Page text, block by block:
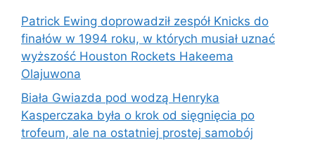
Patrick Ewing doprowadził zespół Knicks do
finałów w 1994 roku, w których musiał uznać
wyższość Houston Rockets Hakeema
Olajuwona
Biała Gwiazda pod wodzą Henryka
Kasperczaka była o krok od sięgnięcia po
trofeum, ale na ostatniej prostej samobój